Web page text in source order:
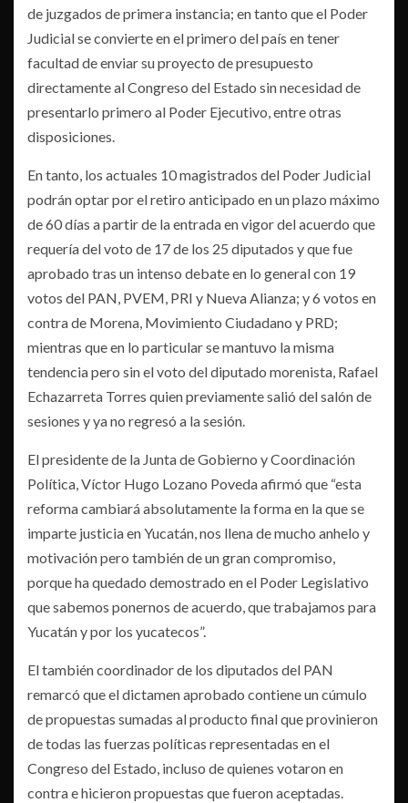
de juzgados de primera instancia; en tanto que el Poder
Judicial se convierte en el primero del país en tener
facultad de enviar su proyecto de presupuesto
directamente al Congreso del Estado sin necesidad de
presentarlo primero al Poder Ejecutivo, entre otras
disposiciones.
En tanto, los actuales 10 magistrados del Poder Judicial
podrán optar por el retiro anticipado en un plazo máximo
de 60 días a partir de la entrada en vigor del acuerdo que
requería del voto de 17 de los 25 diputados y que fue
aprobado tras un intenso debate en lo general con 19
votos del PAN, PVEM, PRI y Nueva Alianza; y 6 votos en
contra de Morena, Movimiento Ciudadano y PRD;
mientras que en lo particular se mantuvo la misma
tendencia pero sin el voto del diputado morenista, Rafael
Echazarreta Torres quien previamente salió del salón de
sesiones y ya no regresó a la sesión.
El presidente de la Junta de Gobierno y Coordinación
Política, Víctor Hugo Lozano Poveda afirmó que “esta
reforma cambiará absolutamente la forma en la que se
imparte justicia en Yucatán, nos llena de mucho anhelo y
motivación pero también de un gran compromiso,
porque ha quedado demostrado en el Poder Legislativo
que sabemos ponernos de acuerdo, que trabajamos para
Yucatán y por los yucatecos”.
El también coordinador de los diputados del PAN
remarcó que el dictamen aprobado contiene un cúmulo
de propuestas sumadas al producto final que provinieron
de todas las fuerzas políticas representadas en el
Congreso del Estado, incluso de quienes votaron en
contra e hicieron propuestas que fueron aceptadas.